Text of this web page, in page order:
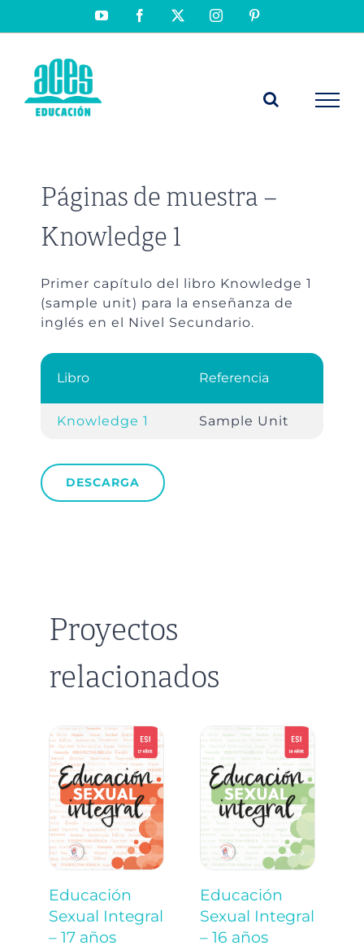
YouTubeFacebook Instagram
Páginas de muestra –
Knowledge 1
Primer capítulo del libro Knowledge 1
(sample unit) para la enseñanza de
inglés en el Nivel Secundario.
Libro Referencia
Knowledge 1 Sample Unit
DESCARGA
Proyectos
relacionados
Educación
Sexual Integral
– 17 años
Educación
Sexual Integral
– 16 años